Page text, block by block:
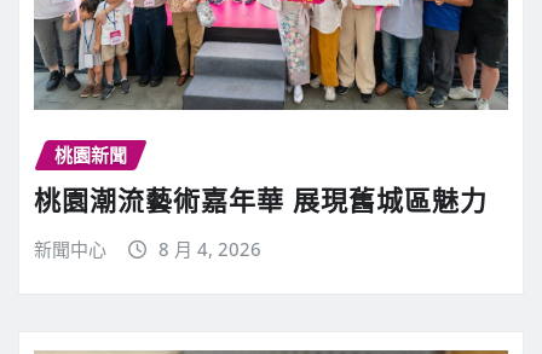
桃園新聞
桃園潮流藝術嘉年華 展現舊城區魅力
新聞中心 8 月 4, 2026